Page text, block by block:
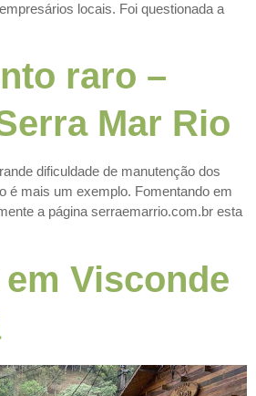
locais. Foi questionada a
raro –
Mar Rio
dificuldade de manutenção dos
é mais um exemplo. Fomentando em
a página serraemarrio.com.br esta
Visconde